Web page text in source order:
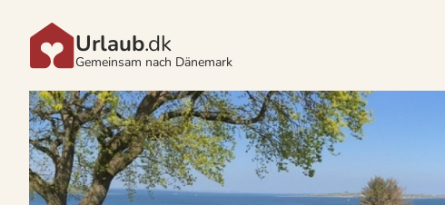
Urlaub.dk
Gemeinsam nach Dänemark